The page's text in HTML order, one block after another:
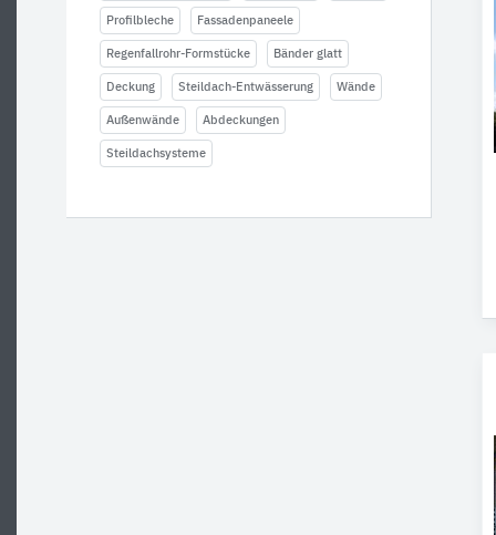
Profilbleche Fassadenpaneele
Regenfallrohr-Formstücke Bänder glatt
Deckung Steildach-Entwässerung Wände
Außenwände Abdeckungen
Steildachsysteme